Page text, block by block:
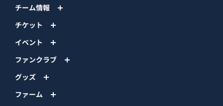
チーム情報
チケット
イベント
ファンクラブ
グッズ
ファーム